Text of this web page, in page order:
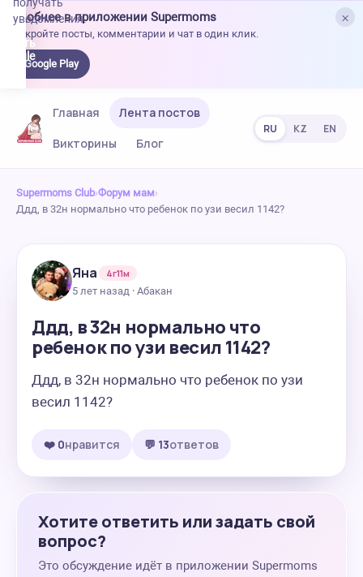
×
Удобнее в приложении Supermoms
Откройте посты, комментарии и чат в один клик.
Google Play
уведомления.
Главная
Лента постов
Викторины
Блог
RU KZ EN
Supermoms Club›Форум мам›
Ддд, в 32н нормально что ребенок по узи весил 1142?
Яна
4г11м
5 лет назад · Абакан
Ддд, в 32н нормально что
ребенок по узи весил 1142?
Ддд, в 32н нормально что ребенок по узи
весил 1142?
❤️ 0нравится 💬 13ответов
Хотите ответить или задать свой
вопрос?
Это обсуждение идёт в приложении Supermoms